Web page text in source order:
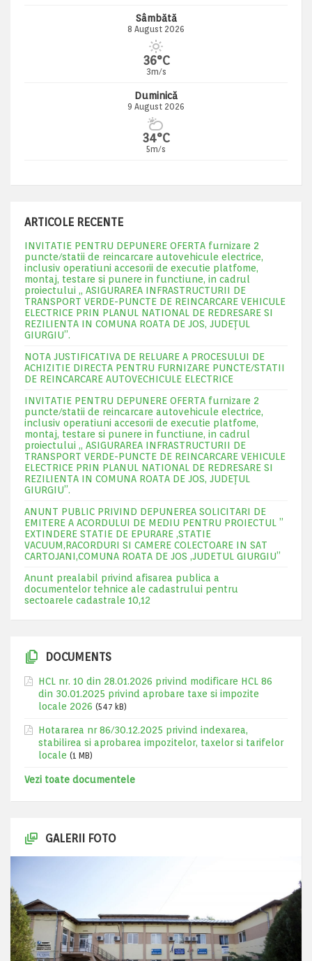
Sâmbătă
8 August 2026
36°C
3m/s
Duminică
9 August 2026
34°C
5m/s
ARTICOLE RECENTE
INVITATIE PENTRU DEPUNERE OFERTA furnizare 2
puncte/statii de reincarcare autovehicule electrice,
inclusiv operatiuni accesorii de executie platfome,
montaj, testare si punere in functiune, in cadrul
proiectului „ ASIGURAREA INFRASTRUCTURII DE
TRANSPORT VERDE-PUNCTE DE REINCARCARE VEHICULE
ELECTRICE PRIN PLANUL NATIONAL DE REDRESARE SI
REZILIENTA IN COMUNA ROATA DE JOS, JUDEŢUL
GIURGIU”.
NOTA JUSTIFICATIVA DE RELUARE A PROCESULUI DE
ACHIZITIE DIRECTA PENTRU FURNIZARE PUNCTE/STATII
DE REINCARCARE AUTOVECHICULE ELECTRICE
INVITATIE PENTRU DEPUNERE OFERTA furnizare 2
puncte/statii de reincarcare autovehicule electrice,
inclusiv operatiuni accesorii de executie platfome,
montaj, testare si punere in functiune, in cadrul
proiectului „ ASIGURAREA INFRASTRUCTURII DE
TRANSPORT VERDE-PUNCTE DE REINCARCARE VEHICULE
ELECTRICE PRIN PLANUL NATIONAL DE REDRESARE SI
REZILIENTA IN COMUNA ROATA DE JOS, JUDEŢUL
GIURGIU”.
ANUNT PUBLIC PRIVIND DEPUNEREA SOLICITARI DE
EMITERE A ACORDULUI DE MEDIU PENTRU PROIECTUL ”
EXTINDERE STATIE DE EPURARE ,STATIE
VACUUM,RACORDURI SI CAMERE COLECTOARE IN SAT
CARTOJANI,COMUNA ROATA DE JOS ,JUDETUL GIURGIU”
Anunt prealabil privind afisarea publica a
documentelor tehnice ale cadastrului pentru
sectoarele cadastrale 10,12
DOCUMENTS
HCL nr. 10 din 28.01.2026 privind modificare HCL 86
din 30.01.2025 privind aprobare taxe si impozite
locale 2026 (547 kB)
Hotararea nr 86/30.12.2025 privind indexarea,
stabilirea si aprobarea impozitelor, taxelor si tarifelor
locale (1 MB)
Vezi toate documentele
GALERII FOTO